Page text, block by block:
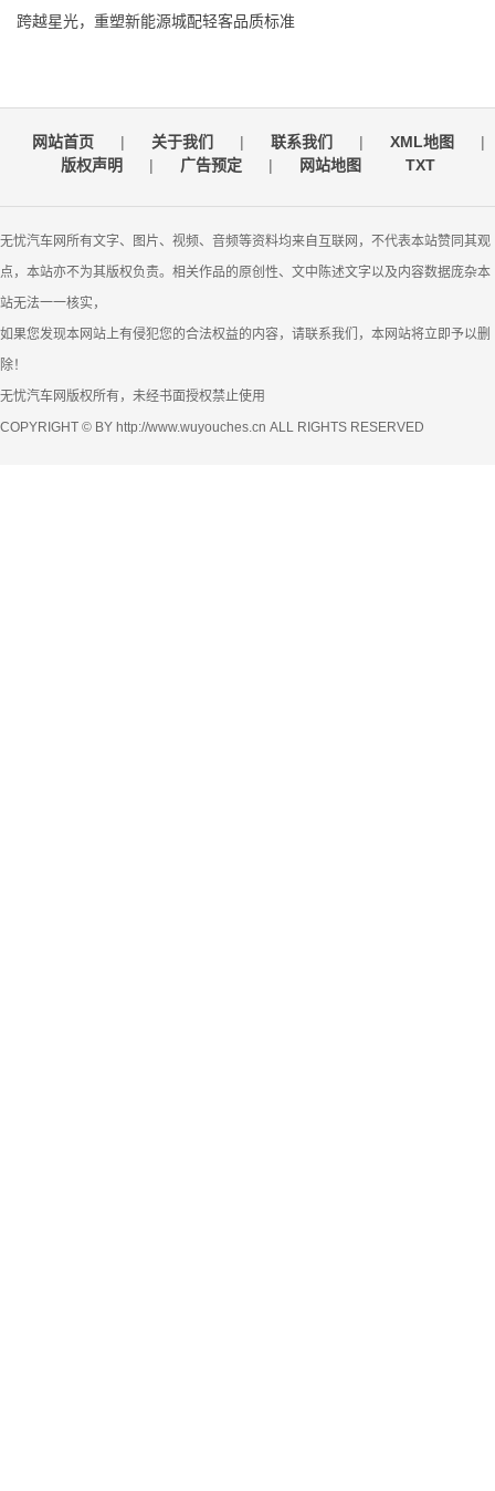
跨越星光，重塑新能源城配轻客品质标准
网站首页 | 关于我们 | 联系我们 | XML地图
|
版权声明
| 广告预定 | 网站地图 TXT
无忧汽车网所有文字、图片、视频、音频等资料均来自互联网，不代表本站赞同其观
点，本站亦不为其版权负责。相关作品的原创性、文中陈述文字以及内容数据庞杂本
站无法一一核实，
如果您发现本网站上有侵犯您的合法权益的内容，请联系我们，本网站将立即予以删
除！
无忧汽车网版权所有，未经书面授权禁止使用
COPYRIGHT © BY http://www.wuyouches.cn ALL RIGHTS RESERVED